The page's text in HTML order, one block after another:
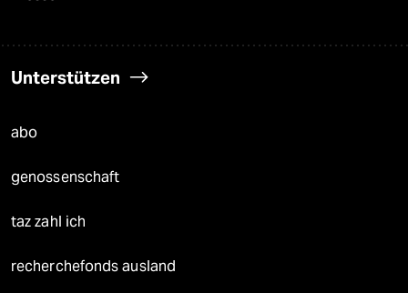
Unterstützen
abo
genossenschaft
taz zahl ich
recherchefonds ausland